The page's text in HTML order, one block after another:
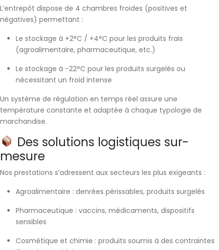
L’entrepôt dispose de 4 chambres froides (positives et
négatives) permettant :
Le stockage à +2°C / +4°C pour les produits frais
(agroalimentaire, pharmaceutique, etc.)
Le stockage à -22°C pour les produits surgelés ou
nécessitant un froid intense
Un système de régulation en temps réel assure une
température constante et adaptée à chaque typologie de
marchandise.
Des solutions logistiques sur-
mesure
Nos prestations s’adressent aux secteurs les plus exigeants :
Agroalimentaire : denrées périssables, produits surgelés
Pharmaceutique : vaccins, médicaments, dispositifs
sensibles
Cosmétique et chimie : produits soumis à des contraintes